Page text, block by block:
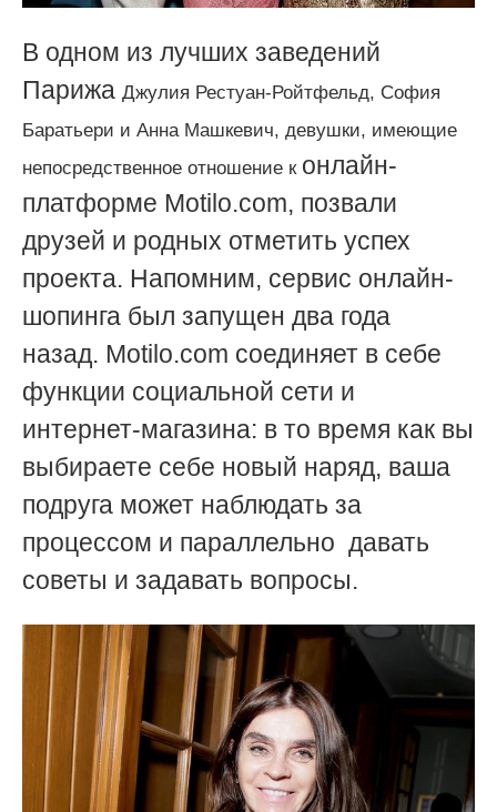
В одном из лучших заведений
Парижа Джулия Рестуан-Ройтфельд, София
Баратьери и Анна Машкевич, девушки, имеющие
непосредственное отношение к онлайн-
платформе Motilo.com, позвали
друзей и родных отметить успех
проекта. Напомним, сервис онлайн-
шопинга был запущен два года
назад. Motilo.com соединяет в себе
функции социальной сети и
интернет-магазина: в то время как вы
выбираете себе новый наряд, ваша
подруга может наблюдать за
процессом и параллельно давать
советы и задавать вопросы.